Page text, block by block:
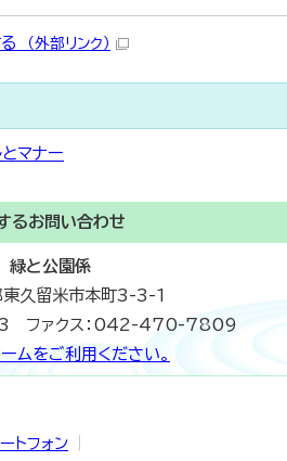
（外部リンク）
マナー
るお問い合わせ
緑と公園係
留米市本町3-3-1
ファクス：042-470-7809
ムをご利用ください。
トフォン